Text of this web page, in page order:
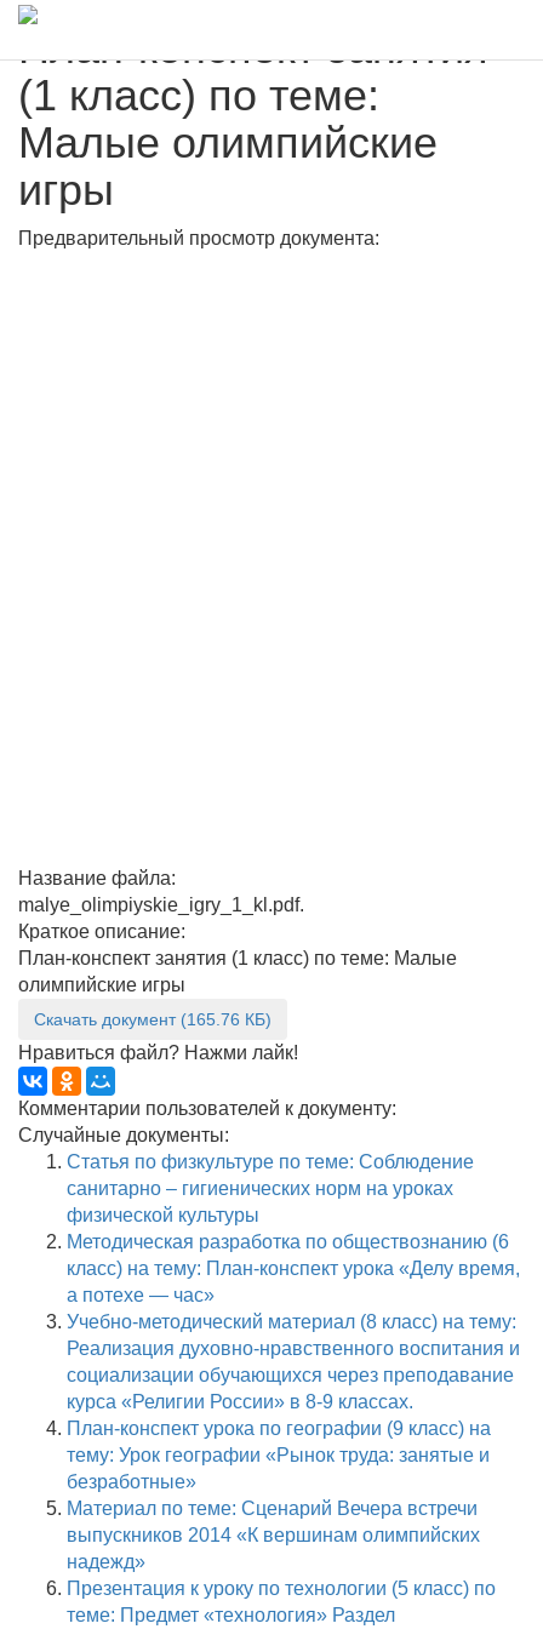
План-конспект занятия
(1 класс) по теме:
Малые олимпийские
игры
Предварительный просмотр документа:
Название файла:
malye_olimpiyskie_igry_1_kl.pdf.
Краткое описание:
План-конспект занятия (1 класс) по теме: Малые
олимпийские игры
Скачать документ (165.76 КБ)
Нравиться файл? Нажми лайк!
Комментарии пользователей к документу:
Случайные документы:
Статья по физкультуре по теме: Соблюдение
санитарно – гигиенических норм на уроках
физической культуры
Методическая разработка по обществознанию (6
класс) на тему: План-конспект урока «Делу время,
а потехе — час»
Учебно-методический материал (8 класс) на тему:
Реализация духовно-нравственного воспитания и
социализации обучающихся через преподавание
курса «Религии России» в 8-9 классах.
План-конспект урока по географии (9 класс) на
тему: Урок географии «Рынок труда: занятые и
безработные»
Материал по теме: Сценарий Вечера встречи
выпускников 2014 «К вершинам олимпийских
надежд»
Презентация к уроку по технологии (5 класс) по
теме: Предмет «технология» Раздел